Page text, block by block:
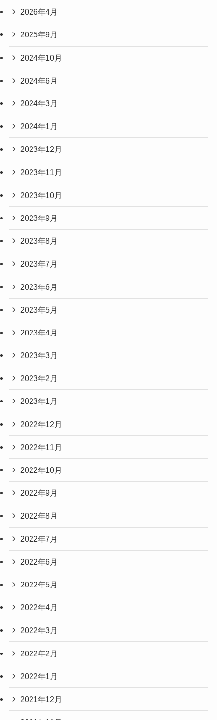
2026年4月
2025年9月
2024年10月
2024年6月
2024年3月
2024年1月
2023年12月
2023年11月
2023年10月
2023年9月
2023年8月
2023年7月
2023年6月
2023年5月
2023年4月
2023年3月
2023年2月
2023年1月
2022年12月
2022年11月
2022年10月
2022年9月
2022年8月
2022年7月
2022年6月
2022年5月
2022年4月
2022年3月
2022年2月
2022年1月
2021年12月